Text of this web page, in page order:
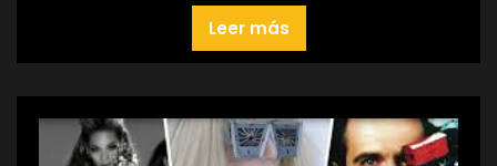
Leer más